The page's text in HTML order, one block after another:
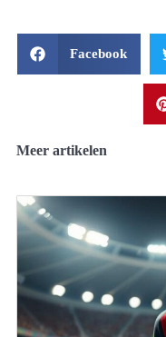
Facebook
Meer artikelen